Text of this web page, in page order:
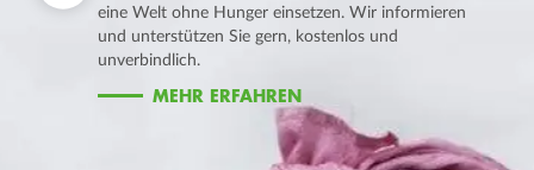
eine Welt ohne Hunger einsetzen. Wir informieren
und unterstützen Sie gern, kostenlos und
unverbindlich.
MEHR ERFAHREN